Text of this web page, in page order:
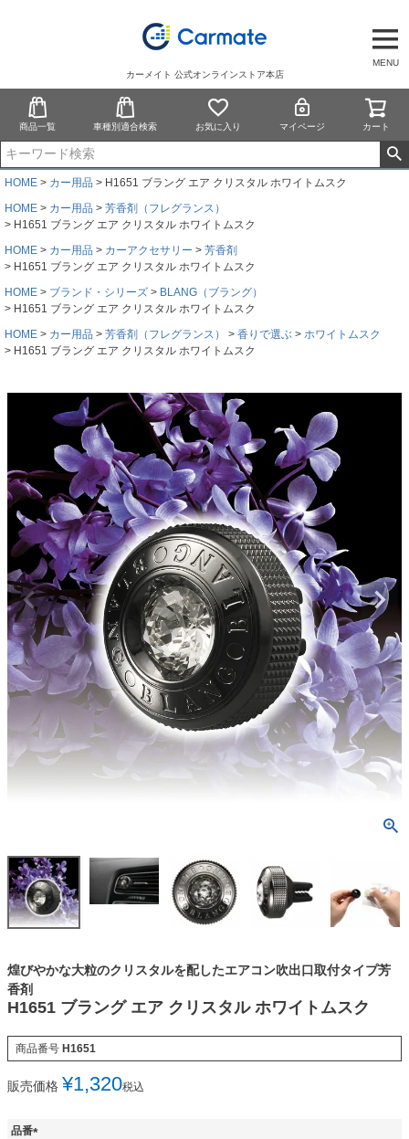
MENU
カーメイト 公式オンラインストア本店
商品一覧 車種別適合検索 お気に入り マイページ カート
HOME カー用品
H1651 ブラング エア クリスタル ホワイトムスク
HOME
カー用品
芳香剤（フレグランス）
H1651 ブラング エア クリスタル ホワイトムスク
HOME
カー用品 カーアクセサリー
芳香剤
H1651 ブラング エア クリスタル ホワイトムスク
HOME
ブランド・シリーズ
BLANG（ブラング）
H1651 ブラング エア クリスタル ホワイトムスク
HOME
カー用品 芳香剤（フレグランス） 香りで選ぶ
ホワイトムスク
H1651 ブラング エア クリスタル ホワイトムスク
煌びやかな大粒のクリスタルを配したエアコン吹出口取付タイプ芳
香剤
H1651 ブラング エア クリスタル ホワイトムスク
商品番号 H1651
販売価格 ¥1,320税込
品番